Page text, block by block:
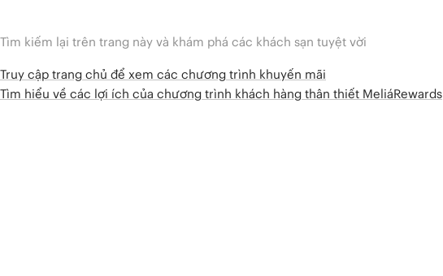
Tìm kiếm lại trên trang này và khám phá các khách sạn tuyệt vời
Truy cập trang chủ để xem các chương trình khuyến mãi
Tìm hiểu về các lợi ích của chương trình khách hàng thân thiết MeliáRewards